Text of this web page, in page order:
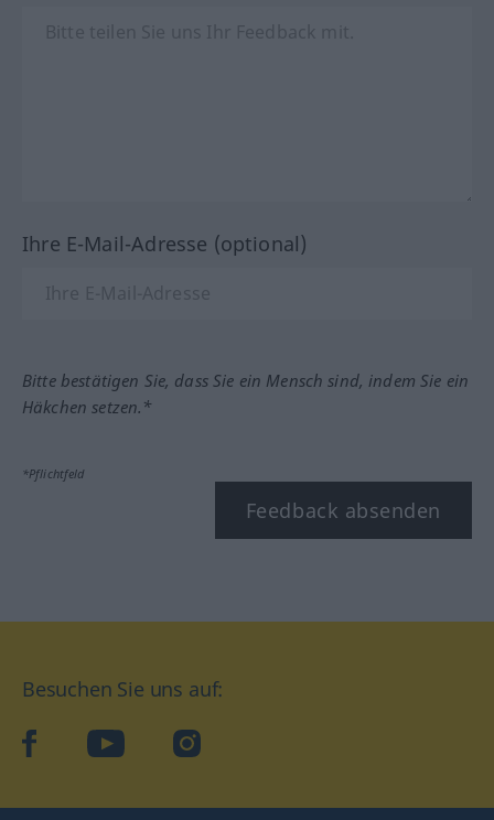
Ihre E-Mail-Adresse (optional)
Bitte bestätigen Sie, dass Sie ein Mensch sind, indem Sie ein
Häkchen setzen.*
*Pflichtfeld
Feedback absenden
Besuchen Sie uns auf:
facebookYouTube Instagram